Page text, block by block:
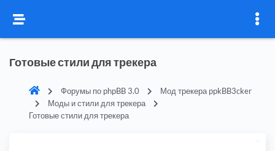
Готовые стили для трекера
Форумы по phpBB 3.0
Мод трекера ppkBB3cker
Моды и стили для трекера
Готовые стили для трекера